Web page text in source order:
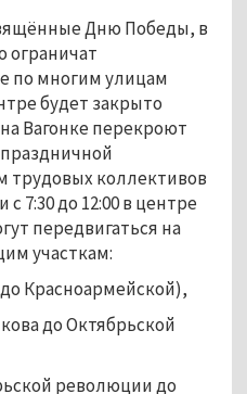
Дню Победы, в
ограничат
по многим улицам
будет закрыто
Вагонке перекроют
трудовых коллективов
7:30 до 12:00 в центре
передвигаться на
участкам:
Красноармейской),
до Октябрьской
революции до